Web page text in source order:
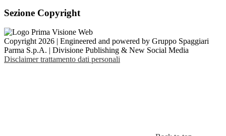
Sezione Copyright
Copyright 2026 | Engineered and powered by Gruppo Spaggiari
Parma S.p.A. | Divisione Publishing & New Social Media
Disclaimer trattamento dati personali